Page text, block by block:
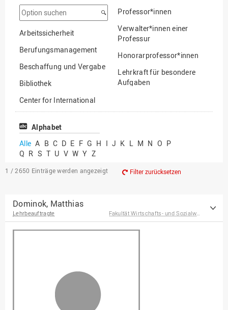
Option
suchen
Arbeitssicherheit
Berufungsmanagement
Beschaffung und Vergabe
Bibliothek
Center for International
Mobility
Center for International
Chancengerechtigkeit
eLearning Competence
EU-Büro
Fakultät
Agrarwissenschaften und
und Informatik
Fakultät Management,
Kultur und Technik
Professor*innen
Verwalter*innen einer
Professur
Honorarprofessor*innen
Lehrkraft für besondere
Aufgaben
Professor*innen im
Alphabet
Alle A B C D E F G H I J K L M N O P
Q R S T U V W Y Z
1 / 2650 Einträge werden angezeigt Filter zurücksetzen
Dominok, Matthias
Lehrbeauftragte